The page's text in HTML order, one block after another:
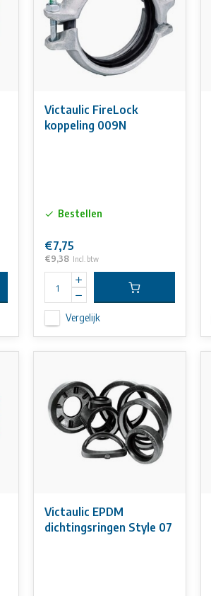
Victaulic FireLock
koppeling 009N
Bestellen
€7,75
€9,38 Incl. btw
Vergelijk
Victaulic EPDM
dichtingsringen Style 07